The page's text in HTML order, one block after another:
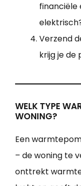
financiële
Verzend
krijg je de
WELK TYPE
WONING?
Een
– de woning te
onttrekt